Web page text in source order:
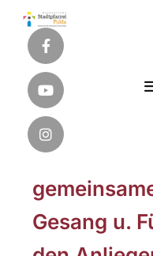
Gesang u.